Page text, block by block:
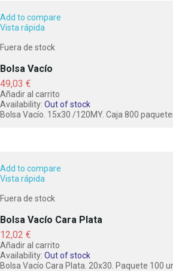
Add to compare
Vista rápida
Fuera de stock
Bolsa Vacío
Precio
49,03 €
Añadir al carrito
Availability: Out of stock
Bolsa Vacío. 15x30 /120MY. Caja 800
Add to compare
Vista rápida
Fuera de stock
Bolsa Vacío Cara Plata
Precio
12,02 €
Añadir al carrito
Availability: Out of stock
Bolsa Vacío Cara Plata. 20x30. Paquete 100